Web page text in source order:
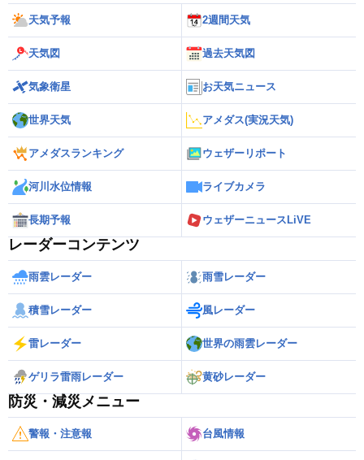
天気予報 2週間天気
天気図 過去天気図
気象衛星 お天気ニュース
世界天気 アメダス(実況天気)
アメダスランキング ウェザーリポート
河川水位情報 ライブカメラ
長期予報 ウェザーニュースLiVE
レーダーコンテンツ
雨雲レーダー 雨雪レーダー
積雪レーダー 風レーダー
雷レーダー 世界の雨雲レーダー
ゲリラ雷雨レーダー 黄砂レーダー
防災・減災メニュー
警報・注意報 台風情報